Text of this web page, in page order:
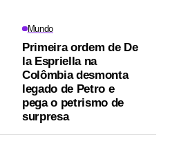
Mundo
Primeira ordem de De
la Espriella na
Colômbia desmonta
legado de Petro e
pega o petrismo de
surpresa